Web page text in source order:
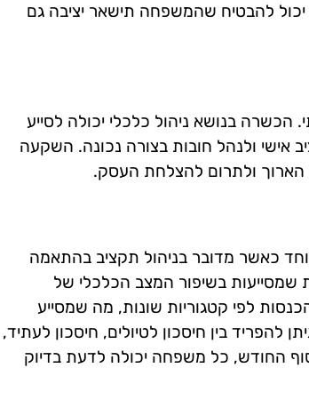
יכול להבטיח שהמשפחה תישאר יציבה גם
הכשרה בנושא ניהול כלכלי יכולה לסייע
אישי ולנהל חובות בצורה נכונה. השקעה
הארוך ולתרום להצלחת העסק.
כאשר מדובר בניהול תקציב בהתאמה
שמסייעות בשיפור המצב הכלכלי של
לפי קטגוריות שונות, מה שמסייע
בין חיסכון לטיולים, חיסכון לעתיד,
החודש, כל משפחה יכולה לדעת בדיוק